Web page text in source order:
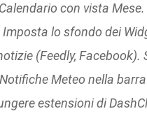
con vista
Imposta lo sfondo dei
(Feedly, Facebook).
Meteo nella
estensioni di